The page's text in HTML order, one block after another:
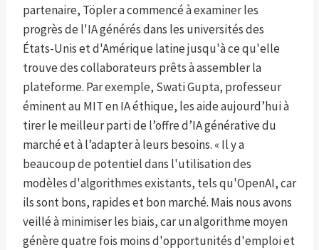
partenaire, Töpler a commencé à examiner les
progrès de l'IA générés dans les universités des
États-Unis et d'Amérique latine jusqu'à ce qu'elle
trouve des collaborateurs prêts à assembler la
plateforme. Par exemple, Swati Gupta, professeur
éminent au MIT en IA éthique, les aide aujourd’hui à
tirer le meilleur parti de l’offre d’IA générative du
marché et à l’adapter à leurs besoins. « Il y a
beaucoup de potentiel dans l'utilisation des
modèles d'algorithmes existants, tels qu'OpenAI, car
ils sont bons, rapides et bon marché. Mais nous avons
veillé à minimiser les biais, car un algorithme moyen
génère quatre fois moins d'opportunités d'emploi et